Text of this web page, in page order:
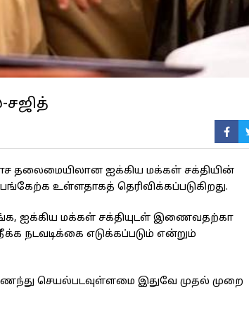
சஜித்
தலைமையிலான ஐக்கிய மக்கள் சக்தியின்
உள்ளதாகத் தெரிவிக்கப்படுகிறது.
ஐக்கிய மக்கள் சக்தியுடள் இணைவதற்கா
நடவடிக்கை எடுக்கப்படும் என்றும்
செயல்படவுள்ளமை இதுவே முதல் முறை